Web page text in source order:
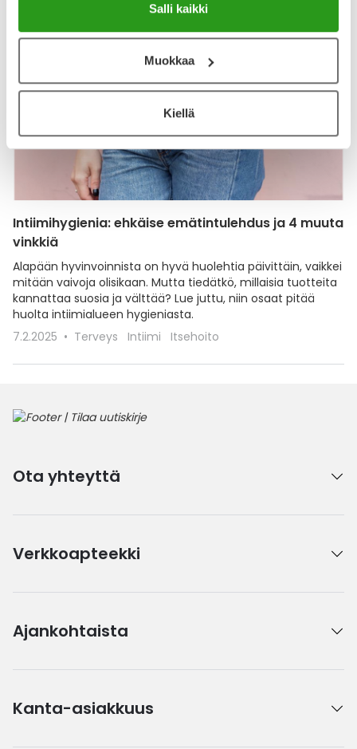
Salli kaikki
Muokkaa
Kiellä
Intiimihygienia: ehkäise emätintulehdus ja 4 muuta
vinkkiä
Alapään hyvinvoinnista on hyvä huolehtia päivittäin, vaikkei
mitään vaivoja olisikaan. Mutta tiedätkö, millaisia tuotteita
kannattaa suosia ja välttää? Lue juttu, niin osaat pitää
huolta intiimialueen hygieniasta.
7.2.2025
Terveys Intiimi Itsehoito
Ota yhteyttä
Verkkoapteekki
Ajankohtaista
Kanta-asiakkuus